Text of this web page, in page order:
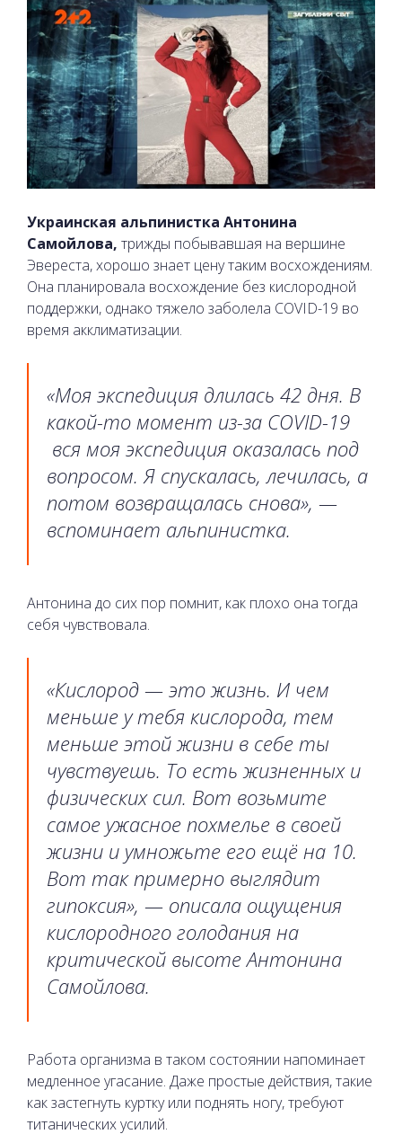
Украинская альпинистка Антонина
Самойлова, трижды побывавшая на вершине
Эвереста, хорошо знает цену таким восхождениям.
Она планировала восхождение без кислородной
поддержки, однако тяжело заболела COVID-19 во
время акклиматизации.
«Моя экспедиция длилась 42 дня. В
какой-то момент из-за COVID-19
вся моя экспедиция оказалась под
вопросом. Я спускалась, лечилась, а
потом возвращалась снова», —
вспоминает альпинистка.
Антонина до сих пор помнит, как плохо она тогда
себя чувствовала.
«Кислород — это жизнь. И чем
меньше у тебя кислорода, тем
меньше этой жизни в себе ты
чувствуешь. То есть жизненных и
физических сил. Вот возьмите
самое ужасное похмелье в своей
жизни и умножьте его ещё на 10.
Вот так примерно выглядит
гипоксия», — описала ощущения
кислородного голодания на
критической высоте Антонина
Самойлова.
Работа организма в таком состоянии напоминает
медленное угасание. Даже простые действия, такие
как застегнуть куртку или поднять ногу, требуют
титанических усилий.